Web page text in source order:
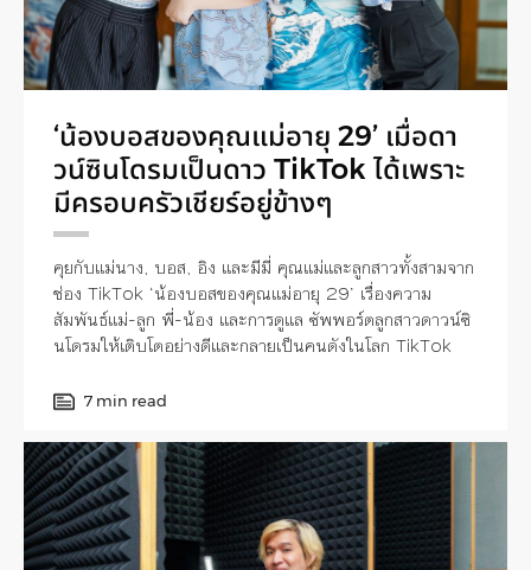
‘น้องบอสของคุณแม่อายุ 29’ เมื่อดา
วน์ซินโดรมเป็นดาว TikTok ได้เพราะ
มีครอบครัวเชียร์อยู่ข้างๆ
คุยกับแม่นาง, บอส, อิง และมีมี่ คุณแม่และลูกสาวทั้งสามจาก
ช่อง TikTok ‘น้องบอสของคุณแม่อายุ 29’ เรื่องความ
สัมพันธ์แม่-ลูก พี่-น้อง และการดูแล ซัพพอร์ตลูกสาวดาวน์ซิ
นโดรมให้เติบโตอย่างดีและกลายเป็นคนดังในโลก TikTok
7 min read